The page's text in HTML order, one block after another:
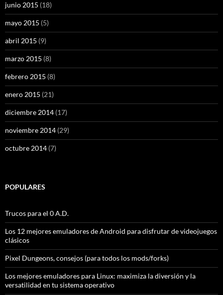
junio 2015 (18)
mayo 2015 (5)
abril 2015 (9)
marzo 2015 (8)
febrero 2015 (8)
enero 2015 (21)
diciembre 2014 (17)
noviembre 2014 (29)
octubre 2014 (7)
POPULARES
Trucos para el 0 A.D.
Los 12 mejores emuladores de Android para disfrutar de videojuegos
clásicos
Pixel Dungeons, consejos (para todos los mods/forks)
Los mejores emuladores para Linux: maximiza la diversión y la
versatilidad en tu sistema operativo